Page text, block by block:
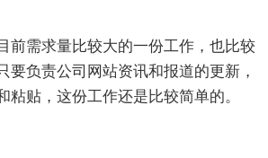
前需求量比较大的一份工作，也比较
要负责公司网站资讯和报道的更新，
粘贴，这份工作还是比较简单的。